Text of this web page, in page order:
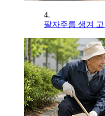
4.
팔자주름 생겨